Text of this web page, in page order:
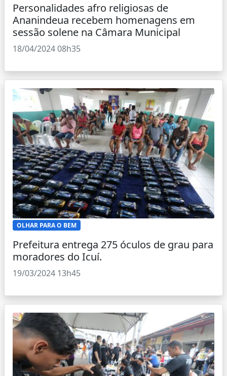
Personalidades afro religiosas de
Ananindeua recebem homenagens em
sessão solene na Câmara Municipal
18/04/2024 08h35
OLHAR PARA O BEM
Prefeitura entrega 275 óculos de grau para
moradores do Icuí.
19/03/2024 13h45